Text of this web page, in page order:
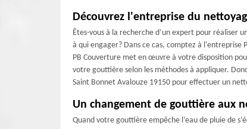
Découvrez l'entreprise du
Êtes-vous à la recherche d’un expert pour réaliser
à qui engager? Dans ce cas, comptez à
PB Couverture met en œuvre à votre disposition
votre gouttière selon les méthodes à appliquer.
Saint Bonnet Avalouze 19150 pour effectuer un
Un changement de gouttière aux
Quand votre gouttière empêche l’eau de pluie de